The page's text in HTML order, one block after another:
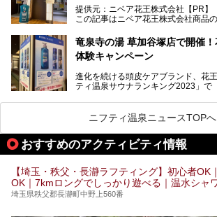
提供元：ニベア花王株式会社【PR】
この記事はニベア花王株式会社商品
提供元：ニベア花王株式会社【PR】
この記事はニベア花王株式会社商品
ーーー
注目のボディウォッシュアイテム「
全国総合2位にランクインした人気
加谷塚店」がコラボイベントを期間
気になるその内容をチェックしてき
竜泉寺の湯 草加谷塚店で開催！
体験キャンペーン
進化を続ける頭皮ケアブランド、花
ティ温泉サウナランキング2023」で
ベントを開催。
早速訪問し、気になるその内容を取
───
提供元：花王株式会社【PR】
す。
ニフティ温泉ニュースTOPへ
おすすめのアクティビティ情報
【埼玉・秩父・長瀞ラフティング】初心者OK
OK｜7kmロングでしっかり遊べる｜温水シャ
埼玉県秩父郡長瀞町中野上560番